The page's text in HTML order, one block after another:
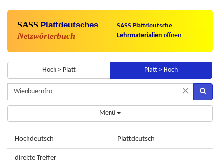
SASS Plattdeutsches
Netzwörterbuch
SASS Plattdeutsche
Lehrmaterialien öffnen
Hoch > Platt Platt > Hoch
×
Menü
Hochdeutsch Plattdeutsch
direkte Treffer